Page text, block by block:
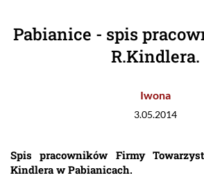
Pabianice - spis
R.Kindlera.
Iwona
3.05.2014
Spis pracowników Firmy
Kindlera w Pabianicach.